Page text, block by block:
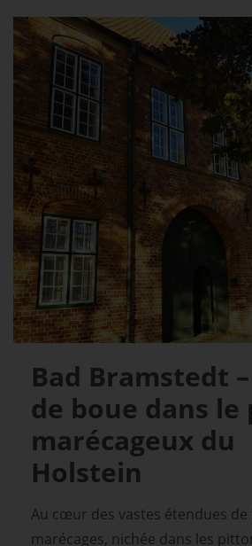
Bad Bramstedt
de boue dans le
marécageux du
Holstein
Au cœur des vastes étendues
marécages, nichée dans les